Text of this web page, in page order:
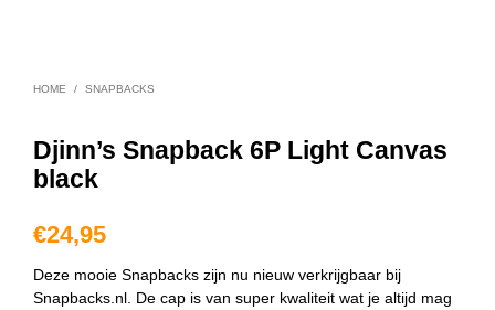
HOME / SNAPBACKS
Djinn’s Snapback 6P Light Canvas
black
€24,95
Deze mooie Snapbacks zijn nu nieuw verkrijgbaar bij
Snapbacks.nl. De cap is van super kwaliteit wat je altijd mag